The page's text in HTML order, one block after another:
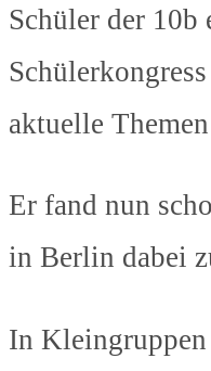
Schüler der 10b
aktuelle
Er fand nun
in Berlin dabei
In Kleingruppen